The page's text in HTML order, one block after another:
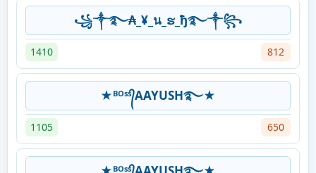
꧁༒࿐₳_¥_น_ຮ_ђ࿐༒꧂
1410 812
★ᴮᴼˢˢ᭄AAYUSH࿐★
1105 650